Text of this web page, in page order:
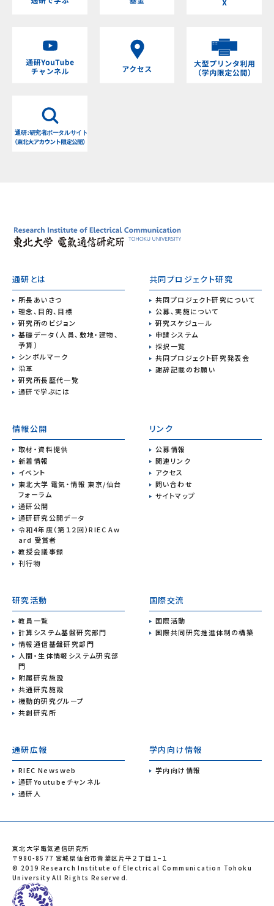
通研とは
所長あいさつ
理念、目的、目標
研究所のビジョン
基礎データ（人員、敷地・建物、
予算）
シンボルマーク
沿革
研究所長歴代一覧
通研で学ぶには
共同プロジェクト研究
共同プロジェクト研究について
公募、実施について
研究スケジュール
申請システム
採択一覧
共同プロジェクト研究発表会
謝辞記載のお願い
情報公開
取材・資料提供
新着情報
イベント
東北大学 電気・情報 東京/仙台
フォーラム
通研公開
通研研究公開データ
令和4年度（第１２回）RIEC Aw
ard 受賞者
教授会議事録
刊行物
リンク
公募情報
関連リンク
アクセス
問い合わせ
サイトマップ
研究活動
教員一覧
計算システム基盤研究部門
情報通信基盤研究部門
人間・生体情報システム研究部
門
附属研究施設
共通研究施設
機動的研究グループ
共創研究所
国際交流
国際活動
国際共同研究推進体制の構築
通研広報
RIEC Newsweb
通研Youtubeチャンネル
通研人
学内向け情報
学内向け情報
東北大学電気通信研究所
〒980-8577 宮城県仙台市青葉区片平２丁目１−１
© 2019 Research Institute of Electrical Communication Tohoku
University All Rights Reserved.